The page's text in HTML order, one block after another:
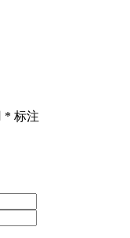
* 标注